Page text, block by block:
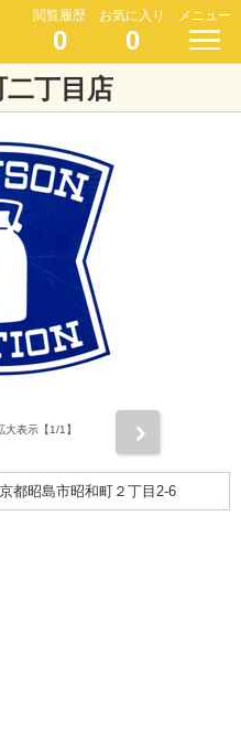
閲覧履歴
0
お気に入り
0
メニュー
二丁目店
大表示【1/1】
都昭島市昭和町２丁目2-6